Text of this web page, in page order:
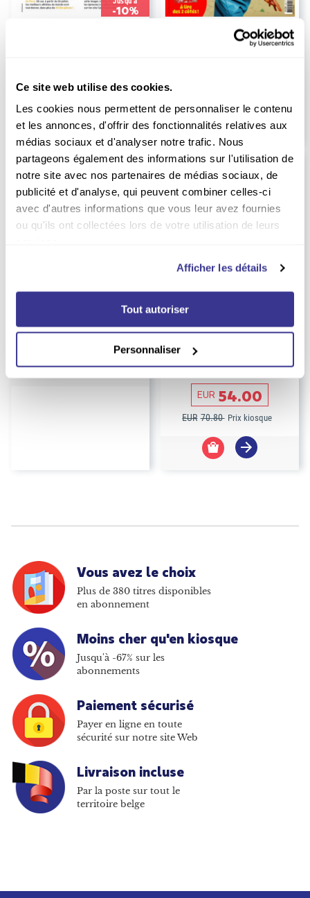
Ce site web utilise des cookies.
Les cookies nous permettent de personnaliser le contenu
et les annonces, d'offrir des fonctionnalités relatives aux
médias sociaux et d'analyser notre trafic. Nous
partageons également des informations sur l'utilisation de
notre site avec nos partenaires de médias sociaux, de
publicité et d'analyse, qui peuvent combiner celles-ci
avec d'autres informations que vous leur avez fournies
ou qu'ils ont collectées lors de votre utilisation de leurs
Afficher les détails
Tout autoriser
Personnaliser
-10%
EUR 80.00 Prix kiosque
Abonnement Astrapi
1 an
INDISPONIBLE
Abonnement Astrapi Soleil
-23%
Abonnement Babar
EUR 54.00
EUR 70.80 Prix kiosque
Vous avez le choix
Plus de 380 titres disponibles
en abonnement
Moins cher qu'en kiosque
Jusqu'à -67% sur les
abonnements
Paiement sécurisé
Payer en ligne en toute
sécurité sur notre site Web
Livraison incluse
Par la poste sur tout le
territoire belge